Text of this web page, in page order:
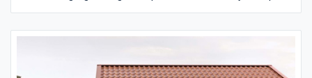
OBS! Altanen är ett tillbehör och kan köpas till.